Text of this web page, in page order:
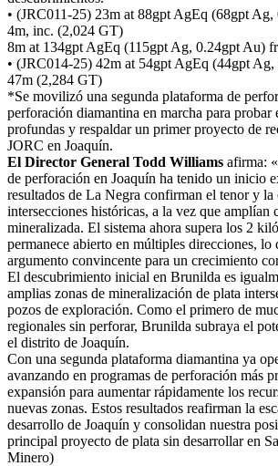
• (JRC011-25) 23m at 88gpt AgEq (68gpt Ag,
4m, inc. (2,024 GT)
8m at 134gpt AgEq (115gpt Ag, 0.24gpt Au)
• (JRC014-25) 42m at 54gpt AgEq (44gpt
47m (2,284 GT)
*Se movilizó una segunda plataforma de
perforación diamantina en marcha para probar
profundas y respaldar un primer proyecto de
JORC en Joaquín.
El Director General Todd Williams afirma:
de perforación en Joaquín ha tenido un inicio
resultados de La Negra confirman el tenor y la
intersecciones históricas, a la vez que amplían
mineralizada. El sistema ahora supera los 2
permanece abierto en múltiples direcciones, lo
argumento convincente para un crecimiento
El descubrimiento inicial en Brunilda es
amplias zonas de mineralización de plata
pozos de exploración. Como el primero de
regionales sin perforar, Brunilda subraya el
el distrito de Joaquín.
Con una segunda plataforma diamantina ya
avanzando en programas de perforación más
expansión para aumentar rápidamente los
nuevas zonas. Estos resultados reafirman la
desarrollo de Joaquín y consolidan nuestra
principal proyecto de plata sin desarrollar en
Minero)